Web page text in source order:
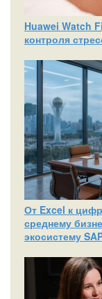
Huawei Watch
контроля
От Excel к
среднему
экосистему